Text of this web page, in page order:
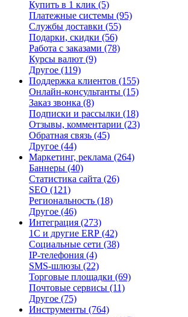
Купить в 1 клик (5)
Платежные системы (95)
Службы доставки (55)
Подарки, скидки (56)
Работа с заказами (78)
Курсы валют (9)
Другое (119)
Поддержка клиентов (155)
Онлайн-консультанты (15)
Заказ звонка (8)
Подписки и рассылки (18)
Отзывы, комментарии (23)
Обратная связь (45)
Другое (44)
Маркетинг, реклама (264)
Баннеры (40)
Статистика сайта (26)
SEO (121)
Региональность (18)
Другое (46)
Интеграция (273)
1С и другие ERP (42)
Социальные сети (38)
IP-телефония (4)
SMS-шлюзы (22)
Торговые площадки (69)
Почтовые сервисы (11)
Другое (75)
Инструменты (764)